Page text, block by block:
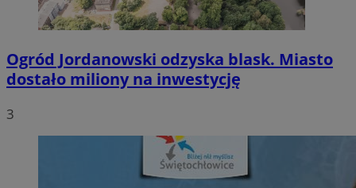
Ogród Jordanowski odzyska blask. Miasto
dostało miliony na inwestycję
3